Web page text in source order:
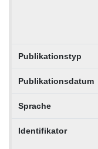
Publikationstyp
Publikationsdatum
Sprache
Identifikator